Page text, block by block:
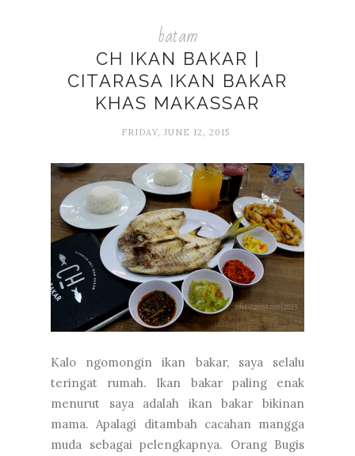
batam
CH IKAN BAKAR |
CITARASA IKAN BAKAR
KHAS MAKASSAR
FRIDAY, JUNE 12, 2015
Kalo ngomongin ikan bakar, saya selalu
teringat rumah. Ikan bakar paling enak
menurut saya adalah ikan bakar bikinan
mama. Apalagi ditambah cacahan mangga
muda sebagai pelengkapnya. Orang Bugis